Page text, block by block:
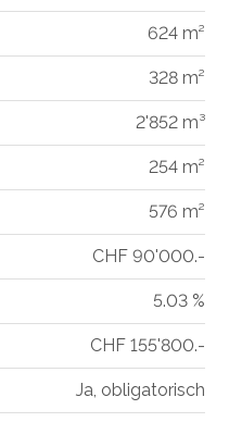
624 m²
328 m²
2'852 m³
254 m²
576 m²
CHF 90'000.-
5.03 %
CHF 155'800.-
Ja, obligatorisch